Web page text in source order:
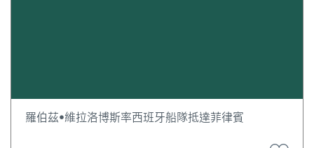
羅伯茲•維拉洛博斯率西班牙船隊抵達菲律賓